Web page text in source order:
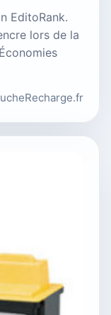
EditoRank.
lors de la